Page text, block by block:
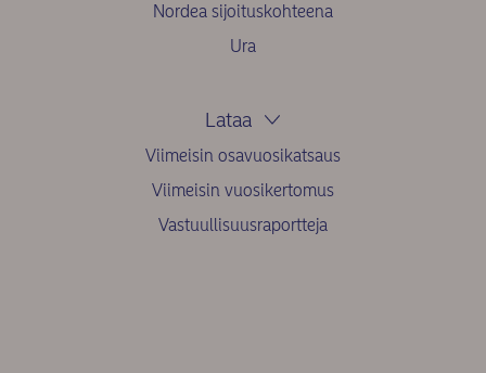
Nordea sijoituskohteena
Ura
Lataa
Viimeisin osavuosikatsaus
Viimeisin vuosikertomus
Vastuullisuusraportteja